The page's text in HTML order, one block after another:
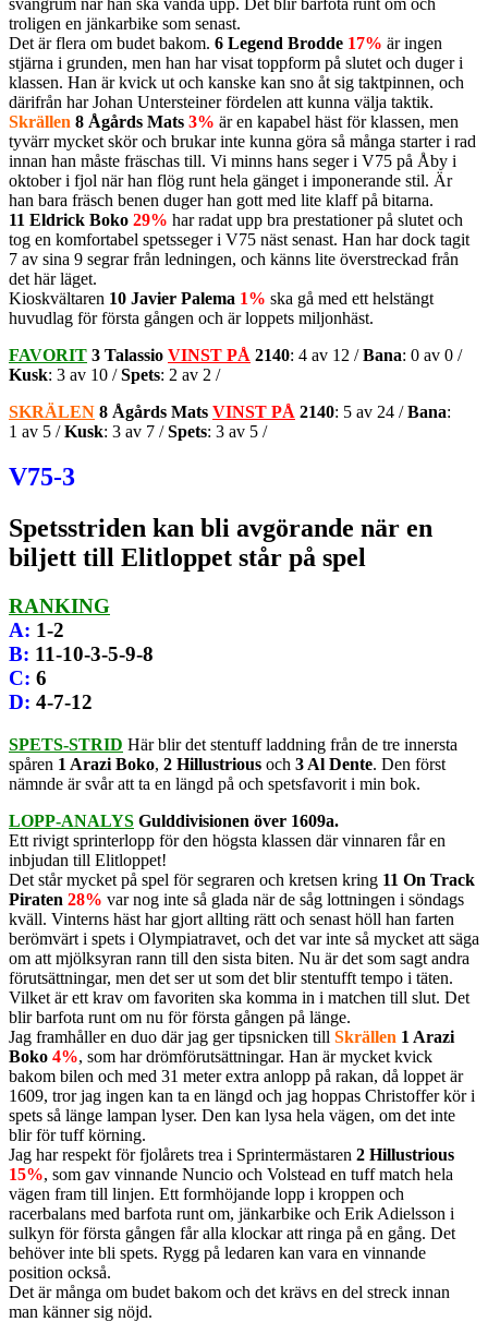
troligen en jänkarbike som senast.
Det är flera om budet bakom. 6 Legend Brodde 17% är ingen
stjärna i grunden, men han har visat toppform på slutet och duger i
klassen. Han är kvick ut och kanske kan sno åt sig taktpinnen, och
därifrån har Johan Untersteiner fördelen att kunna välja taktik.
Skrällen 8 Ågårds Mats 3% är en kapabel häst för klassen, men
tyvärr mycket skör och brukar inte kunna göra så många starter i rad
innan han måste fräschas till. Vi minns hans seger i V75 på Åby i
oktober i fjol när han flög runt hela gänget i imponerande stil. Är
han bara fräsch benen duger han gott med lite klaff på bitarna.
11 Eldrick Boko 29% har radat upp bra prestationer på slutet och
tog en komfortabel spetsseger i V75 näst senast. Han har dock tagit
7 av sina 9 segrar från ledningen, och känns lite överstreckad från
det här läget.
Kioskvältaren 10 Javier Palema 1% ska gå med ett helstängt
huvudlag för första gången och är loppets miljonhäst.
FAVORIT 3 Talassio VINST PÅ 2140: 4 av 12 /Bana: 0 av 0 /
Kusk: 3 av 10 /Spets: 2 av 2 /
SKRÄLEN 8 Ågårds Mats VINST PÅ 2140: 5 av 24 /Bana:
1 av 5 /Kusk: 3 av 7 /Spets: 3 av 5 /
V75-3
Spetsstriden kan bli avgörande när en
biljett till Elitloppet står på spel
RANKING
A: 1-2
B: 11-10-3-5-9-8
C: 6
D: 4-7-12
SPETS-STRID Här blir det stentuff laddning från de tre innersta
spåren 1 Arazi Boko, 2 Hillustrious och 3 Al Dente. Den först
nämnde är svår att ta en längd på och spetsfavorit i min bok.
LOPP-ANALYS Gulddivisionen över 1609a.
Ett rivigt sprinterlopp för den högsta klassen där vinnaren får en
inbjudan till Elitloppet!
Det står mycket på spel för segraren och kretsen kring 11 On Track
Piraten 28% var nog inte så glada när de såg lottningen i söndags
kväll. Vinterns häst har gjort allting rätt och senast höll han farten
berömvärt i spets i Olympiatravet, och det var inte så mycket att säga
om att mjölksyran rann till den sista biten. Nu är det som sagt andra
förutsättningar, men det ser ut som det blir stentufft tempo i täten.
Vilket är ett krav om favoriten ska komma in i matchen till slut. Det
blir barfota runt om nu för första gången på länge.
Jag framhåller en duo där jag ger tipsnicken till Skrällen 1 Arazi
Boko 4%, som har drömförutsättningar. Han är mycket kvick
bakom bilen och med 31 meter extra anlopp på rakan, då loppet är
1609, tror jag ingen kan ta en längd och jag hoppas Christoffer kör i
spets så länge lampan lyser. Den kan lysa hela vägen, om det inte
blir för tuff körning.
Jag har respekt för fjolårets trea i Sprintermästaren 2 Hillustrious
15%, som gav vinnande Nuncio och Volstead en tuff match hela
vägen fram till linjen. Ett formhöjande lopp i kroppen och
racerbalans med barfota runt om, jänkarbike och Erik Adielsson i
sulkyn för första gången får alla klockar att ringa på en gång. Det
behöver inte bli spets. Rygg på ledaren kan vara en vinnande
position också.
Det är många om budet bakom och det krävs en del streck innan
man känner sig nöjd.